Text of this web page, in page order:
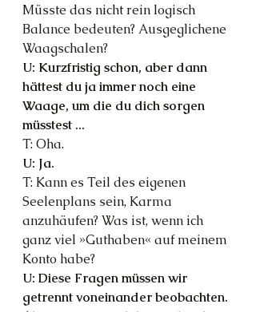
Müsste das nicht rein logisch
Balance bedeuten? Ausgeglichene
Waagschalen?
U: Kurzfristig schon, aber dann
hättest du ja immer noch eine
Waage, um die du dich sorgen
müsstest ...
T: Oha.
U: Ja.
T: Kann es Teil des eigenen
Seelenplans sein, Karma
anzuhäufen? Was ist, wenn ich
ganz viel »Guthaben« auf meinem
Konto habe?
U: Diese Fragen müssen wir
getrennt voneinander beobachten.